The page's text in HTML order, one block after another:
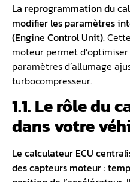
La reprogrammation du
modifier les paramètres
(Engine Control Unit).
moteur permet
paramètres d’allumage
turbocompresseur.
1.1. Le rôle du
dans votre
Le calculateur ECU
des capteurs moteur :